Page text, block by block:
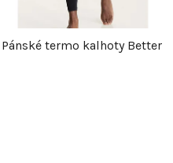
Pánské termo kalhoty Better